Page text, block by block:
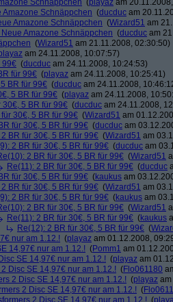
Schnäppchen (playaz am
Amazone Schnäppchen (ducduc am
Amazone Schnäppchen (Wizard51 am
Neue Amazone Schnäppchen (ducduc am
(Wizard51 am 21.11.2008, 02:30:50)
am 24.11.2008, 10:07:57)
99€ (ducduc am 24.11.2008, 10:24:53)
für 99€ (playaz am 24.11.2008, 10:25:41)
BR für 99€ (ducduc am 24.11.2008,
5 BR für 99€ (playaz am 24.11.2008,
30€, 5 BR für 99€ (ducduc am 24.11.2008,
30€, 5 BR für 99€ (Wizard51 am
für 30€, 5 BR für 99€ (ducduc am
2 BR für 30€, 5 BR für 99€ (Wizard51 am
2 BR für 30€, 5 BR für 99€ (ducduc am
2 BR für 30€, 5 BR für 99€ (Wizard51
Re(11): 2 BR für 30€, 5 BR für 99€ (ducduc
für 30€, 5 BR für 99€ (kaukus am
2 BR für 30€, 5 BR für 99€ (Wizard51 am
2 BR für 30€, 5 BR für 99€ (kaukus am
2 BR für 30€, 5 BR für 99€ (Wizard51
Re(11): 2 BR für 30€, 5 BR für 99€ (kaukus
Re(12): 2 BR für 30€, 5 BR für 99€ (
nur am 1.12.! (playaz am 01.12.2008,
14,97€ nur am 1.12.! (Pomm1 am
SE 14,97€ nur am 1.12.! (playaz am
Disc SE 14,97€ nur am 1.12.! (Flo061180
2 Disc SE 14,97€ nur am 1.12.! (playaz
2 Disc SE 14,97€ nur am 1.12.! (
2 Disc SE 14,97€ nur am 1.12.! (